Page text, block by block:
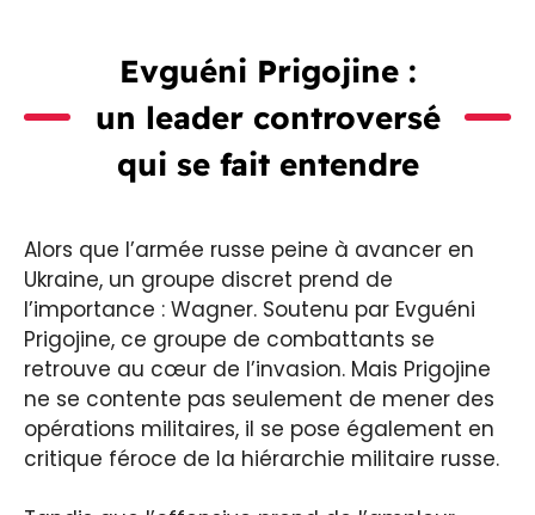
Evguéni Prigojine :
un leader controversé
qui se fait entendre
Alors que l’armée russe peine à avancer en
Ukraine, un groupe discret prend de
l’importance : Wagner. Soutenu par Evguéni
Prigojine, ce groupe de combattants se
retrouve au cœur de l’invasion. Mais Prigojine
ne se contente pas seulement de mener des
opérations militaires, il se pose également en
critique féroce de la hiérarchie militaire russe.